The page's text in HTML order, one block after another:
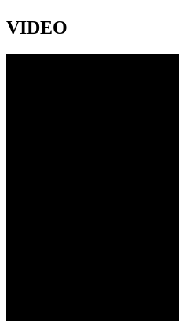
VIDEO